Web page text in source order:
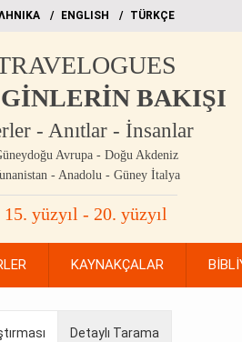
ΕΝGLISH TÜRKÇE
BAKIŞI
- Anıtlar - İnsanlar
Avrupa - Doğu Akdeniz
- Anadolu - Güney İtalya
15. yüzyıl - 20. yüzyıl
KAYNAKÇALAR
Detaylı Tarama